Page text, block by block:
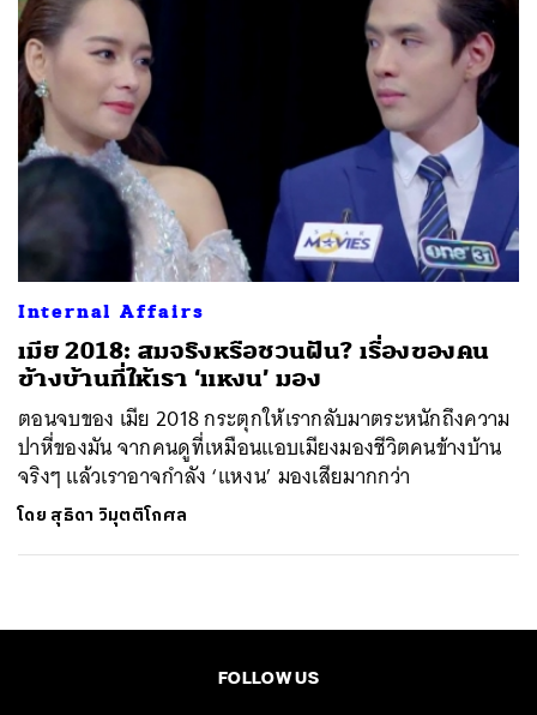
Internal Affairs
เมีย 2018: สมจริงหรือชวนฝัน? เรื่องของคน
ข้างบ้านที่ให้เรา ‘แหงน’ มอง
ตอนจบของ เมีย 2018 กระตุกให้เรากลับมาตระหนักถึงความ
ปาหี่ของมัน จากคนดูที่เหมือนแอบเมียงมองชีวิตคนข้างบ้าน
จริงๆ แล้วเราอาจกำลัง ‘แหงน’ มองเสียมากกว่า
โดย สุธิดา วิมุตติโกศล
FOLLOW US
SHARE TWEET LINE EMAIL